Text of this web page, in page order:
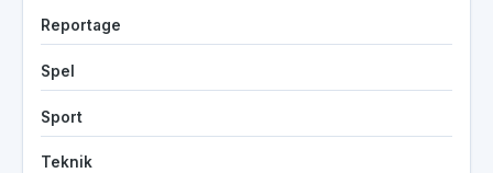
Reportage
Spel
Sport
Teknik